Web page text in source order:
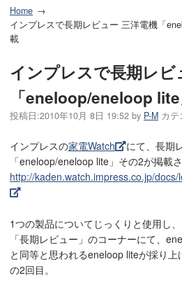
Home
インプレスで長期レビュー 三洋電機「
載
インプレスで長期レビ
「eneloop/eneloop
投稿日:2010年10月 8日 19:52 by P-M カテ
インプレスの家電Watch
にて、長期
「eneloop/eneloop lite」その2が掲載さ
http://kaden.watch.impress.co.jp/
1つの製品についてじっくりと使用し
「長期レビュー」のコーナーにて、
と同等と思われるeneloop liteが採り
の2回目。